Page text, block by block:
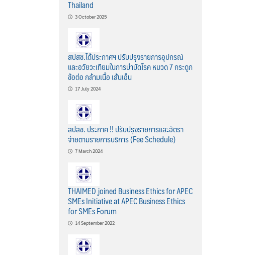
Thailand
3 October 2025
สปสช.ได้ประกาศฯ ปรับปรุงรายการอุปกรณ์
และอวัยวะเทียมในการบำบัดโรค หมวด 7 กระดูก
ข้อต่อ กล้ามเนื้อ เส้นเอ็น
17 July 2024
สปสช. ประกาศ !! ปรับปรุงรายการและอัตรา
จ่ายตามรายการบริการ (Fee Schedule)
7 March 2024
THAIMED joined Business Ethics for APEC
SMEs Initiative at APEC Business Ethics
for SMEs Forum
14 September 2022